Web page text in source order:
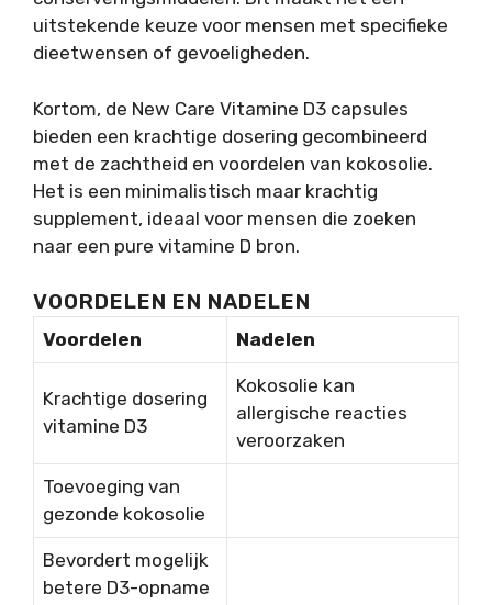
uitstekende keuze voor mensen met specifieke
dieetwensen of gevoeligheden.
Kortom, de New Care Vitamine D3 capsules
bieden een krachtige dosering gecombineerd
met de zachtheid en voordelen van kokosolie.
Het is een minimalistisch maar krachtig
supplement, ideaal voor mensen die zoeken
naar een pure vitamine D bron.
VOORDELEN EN NADELEN
Voordelen Nadelen
Krachtige dosering
vitamine D3
Kokosolie kan
allergische reacties
veroorzaken
Toevoeging van
gezonde kokosolie
Bevordert mogelijk
betere D3-opname